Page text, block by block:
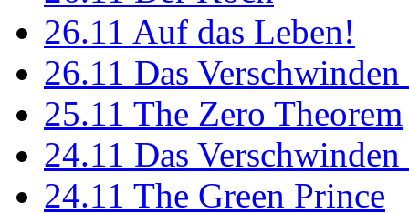
26.11 Auf das Leben!
26.11 Das
25.11 The Zero Theorem
24.11 Das
24.11 The Green Prince